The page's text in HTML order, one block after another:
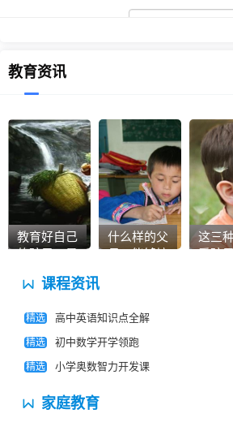
间，我对数学的学习
刘**同学 小学四年级
老师讲的很详细，教
讲过的知识点都能理
固。
夏**同学 高二 物理
题，直到我没有疑问
的回我的信息，为我
考了2次数学，每次
手机号码:
客服电话
13434228527
客服微信
13434228527
教育资讯
教育好自己
事业
什么样的父
你
这三
课程资讯
精选 高中英语知识点全解
精选 初中数学开学领跑
精选 小学奥数智力开发课
家庭教育